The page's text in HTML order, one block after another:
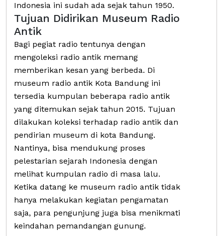
Indonesia ini sudah ada sejak tahun 1950.
Tujuan Didirikan Museum Radio
Antik
Bagi pegiat radio tentunya dengan
mengoleksi radio antik memang
memberikan kesan yang berbeda. Di
museum radio antik Kota Bandung ini
tersedia kumpulan beberapa radio antik
yang ditemukan sejak tahun 2015. Tujuan
dilakukan koleksi terhadap radio antik dan
pendirian museum di kota Bandung.
Nantinya, bisa mendukung proses
pelestarian sejarah Indonesia dengan
melihat kumpulan radio di masa lalu.
Ketika datang ke museum radio antik tidak
hanya melakukan kegiatan pengamatan
saja, para pengunjung juga bisa menikmati
keindahan pemandangan gunung.